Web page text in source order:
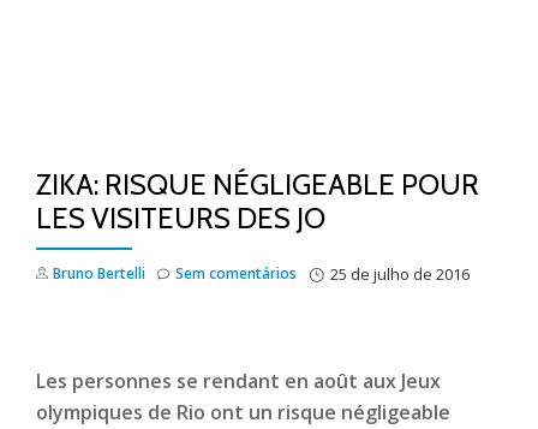
ZIKA: RISQUE NÉGLIGEABLE POUR
LES VISITEURS DES JO
Bruno Bertelli 25 de julho de 2016
Sem comentários
Les personnes se rendant en août aux Jeux
olympiques de Rio ont un risque négligeable